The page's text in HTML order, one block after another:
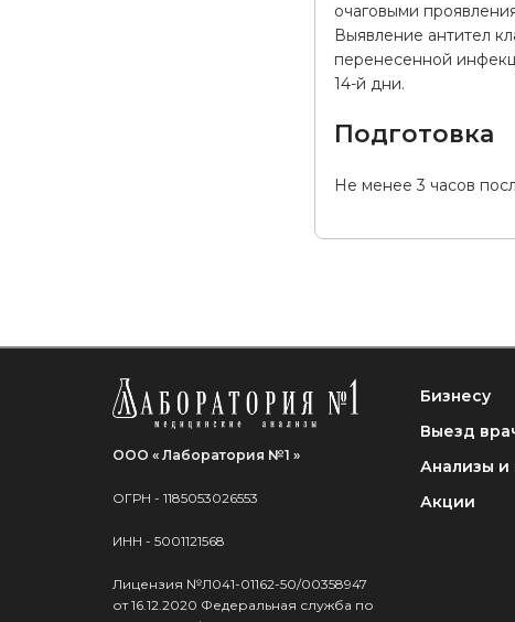
очаговыми
Выявление антител
перенесенной
14-й дни.
Подготовка
Не менее 3 часов
ООО « Лаборатория №1 »
ОГРН - 1185053026553
ИНН - 5001121568
Лицензия №Л041-01162-50/00358947
от 16.12.2020 Федеральная служба по
Бизнесу
Выезд
Анализы и
Акции